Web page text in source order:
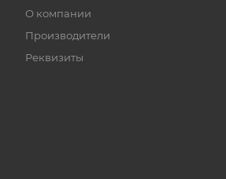
О компании
Производители
Реквизиты